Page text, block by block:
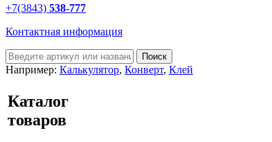
+7(3843) 538-777
Контактная информация
Например: Калькулятор, Конверт, Клей
Каталог
товаров